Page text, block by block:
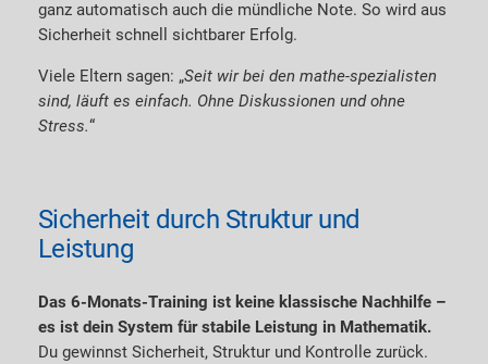
ganz automatisch auch die mündliche Note. So wird aus
Sicherheit schnell sichtbarer Erfolg.
Viele Eltern sagen: „Seit wir bei den mathe-spezialisten
sind, läuft es einfach. Ohne Diskussionen und ohne
Stress.“
Sicherheit durch Struktur und
Leistung
Das 6-Monats-Training ist keine klassische Nachhilfe –
es ist dein System für stabile Leistung in Mathematik.
Du gewinnst Sicherheit, Struktur und Kontrolle zurück.